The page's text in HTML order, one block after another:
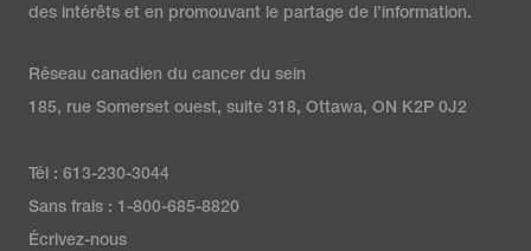
des intérêts et en promouvant le partage de l’information.
Réseau canadien du cancer du sein
185, rue Somerset ouest, suite 318, Ottawa, ON K2P 0J2
Tél : 613-230-3044
Sans frais : 1-800-685-8820
Écrivez-nous